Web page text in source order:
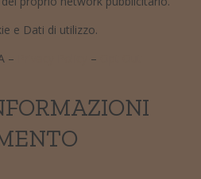
e Dati di utilizzo.
–
–